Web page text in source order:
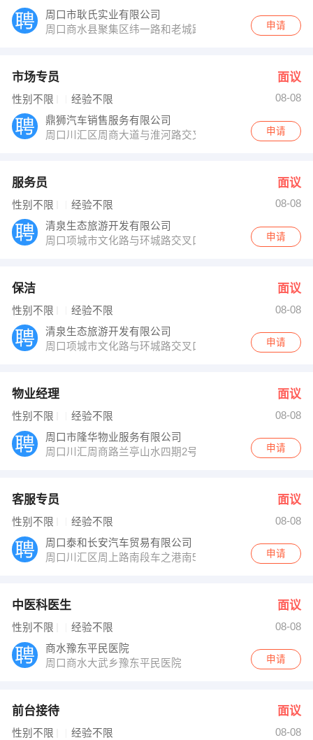
周口市耿氏实业有限公司
周口商水县聚集区纬一路和老城路交叉口二高斜对面
申请
市场专员 面议
性别不限 经验不限
08-08
鼎狮汽车销售服务有限公司
周口川汇区周商大道与淮河路交叉口路西东风标致4S店
申请
服务员 面议
性别不限 经验不限
08-08
清泉生态旅游开发有限公司
周口项城市文化路与环城路交叉口颍河之星宾馆7楼会议
申请
保洁 面议
性别不限 经验不限
08-08
清泉生态旅游开发有限公司
周口项城市文化路与环城路交叉口颍河之星宾馆7楼会议
申请
物业经理 面议
性别不限 经验不限
08-08
周口市隆华物业服务有限公司
周口川汇周商路兰亭山水四期2号楼
申请
客服专员 面议
性别不限 经验不限
08-08
周口泰和长安汽车贸易有限公司
周口川汇区周上路南段车之港南50米
申请
中医科医生 面议
性别不限 经验不限
08-08
商水豫东平民医院
周口商水大武乡豫东平民医院
申请
前台接待 面议
性别不限 经验不限
08-08